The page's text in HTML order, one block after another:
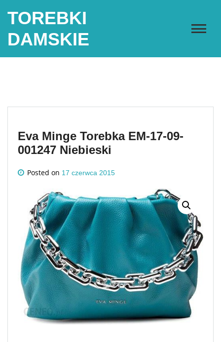
TOREBKI
DAMSKIE
Eva Minge Torebka EM-17-09-
001247 Niebieski
Posted on 17 czerwca 2015